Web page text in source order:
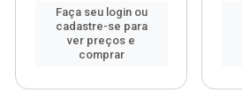
Faça seu login ou
cadastre-se para
ver preços e
comprar